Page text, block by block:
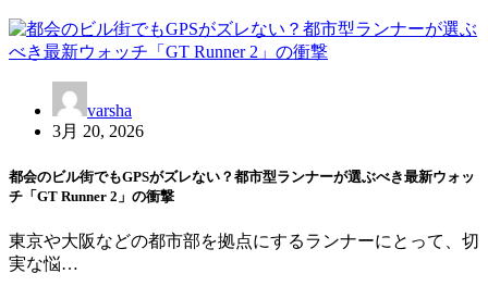
シ
ョ
varsha
3月 20, 2026
都会のビル街でもGPSがズレない？都市型ランナーが選ぶべき最新ウォッ
チ「GT Runner 2」の衝撃
東京や大阪などの都市部を拠点にするランナーにとって、切
実な悩…